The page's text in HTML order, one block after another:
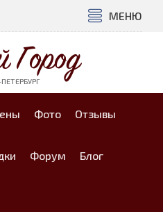
МЕНЮ
Город
Фото Отзывы
Форум Блог